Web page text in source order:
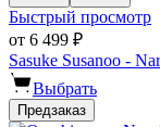
Быстрый просмотр
от 6 499 ₽
Sasuke Susanoo -
Выбрать
Предзаказ